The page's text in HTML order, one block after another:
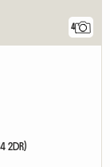
4
2DR)